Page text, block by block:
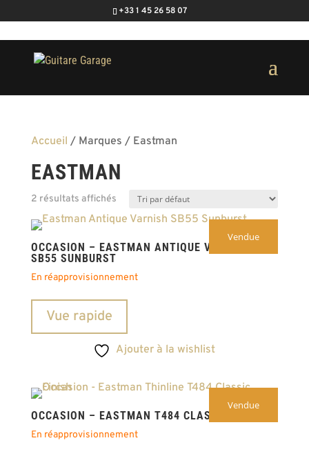
+33 1 45 26 58 07
Accueil / Marques / Eastman
EASTMAN
2 résultats affichés
Vendue
OCCASION – EASTMAN ANTIQUE VARNISH
SB55 SUNBURST
En réapprovisionnement
Vue rapide
Ajouter à la wishlist
Vendue
OCCASION – EASTMAN T484 CLASSIC 2019
En réapprovisionnement